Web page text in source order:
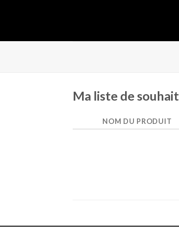
Ma liste de souhait
NOM DU PRODUIT